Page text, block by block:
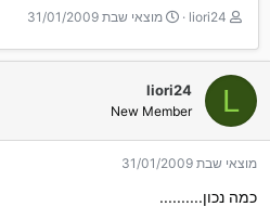
T
r
e
a
d
r
liori24
ת
ר
ך
ה
ל
מוצאי שבת 31/01/2009
L
liori24
New Member
מוצאי שבת 31/01/2009
כמה נכון..........